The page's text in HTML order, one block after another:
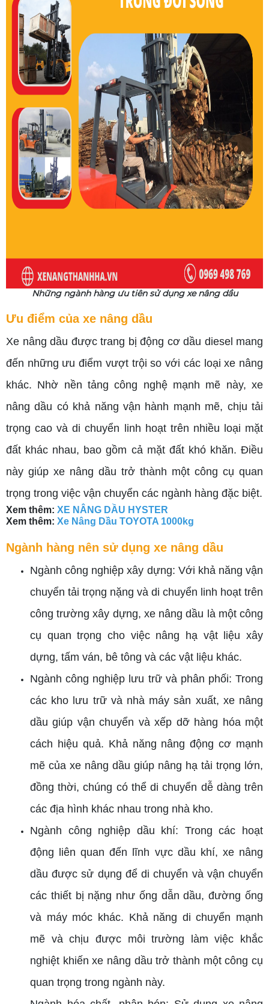
Những ngành hàng ưu tiên sử dụng xe nâng dầu
Ưu điểm của xe nâng dầu
Xe nâng dầu được trang bị động cơ dầu diesel mang
đến những ưu điểm vượt trội so với các loại xe nâng
khác. Nhờ nền tảng công nghệ mạnh mẽ này, xe
nâng dầu có khả năng vận hành mạnh mẽ, chịu tải
trọng cao và di chuyển linh hoạt trên nhiều loại mặt
đất khác nhau, bao gồm cả mặt đất khó khăn. Điều
này giúp xe nâng dầu trở thành một công cụ quan
trọng trong việc vận chuyển các ngành hàng đặc biệt.
Xem thêm: XE NÂNG DẦU HYSTER
Xem thêm: Xe Nâng Dầu TOYOTA 1000kg
Ngành hàng nên sử dụng xe nâng dầu
Ngành công nghiệp xây dựng: Với khả năng vận
chuyển tải trọng nặng và di chuyển linh hoạt trên
công trường xây dựng, xe nâng dầu là một công
cụ quan trọng cho việc nâng hạ vật liệu xây
dựng, tấm ván, bê tông và các vật liệu khác.
Ngành công nghiệp lưu trữ và phân phối: Trong
các kho lưu trữ và nhà máy sản xuất, xe nâng
dầu giúp vận chuyển và xếp dỡ hàng hóa một
cách hiệu quả. Khả năng nâng động cơ mạnh
mẽ của xe nâng dầu giúp nâng hạ tải trọng lớn,
đồng thời, chúng có thể di chuyển dễ dàng trên
các địa hình khác nhau trong nhà kho.
Ngành công nghiệp dầu khí: Trong các hoạt
động liên quan đến lĩnh vực dầu khí, xe nâng
dầu được sử dụng để di chuyển và vận chuyển
các thiết bị nặng như ống dẫn dầu, đường ống
và máy móc khác. Khả năng di chuyển mạnh
mẽ và chịu được môi trường làm việc khắc
nghiệt khiến xe nâng dầu trở thành một công cụ
quan trọng trong ngành này.